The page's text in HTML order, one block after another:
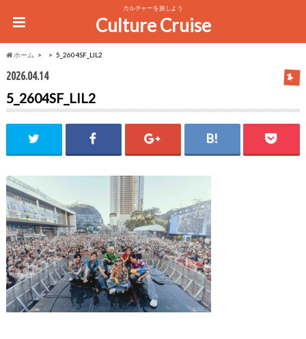
カルチャーを旅しよう
Culture Cruise
ホーム 5_2604SF_LIL2
2026.04.14
5_2604SF_LIL2